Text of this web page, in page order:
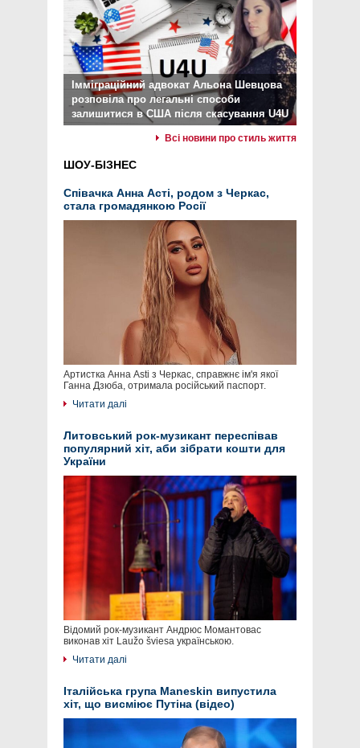
Імміграційний адвокат Альона Шевцова
розповіла про легальні способи
залишитися в США після скасування U4U
Всі новини про стиль життя
ШОУ-БІЗНЕС
Співачка Анна Асті, родом з Черкас,
стала громадянкою Росії
Артистка Анна Asti з Черкас, справжнє ім'я якої
Ганна Дзюба, отримала російський паспорт.
Читати далі
Литовський рок-музикант переспівав
популярний хіт, аби зібрати кошти для
України
Відомий рок-музикант Андрюс Момантовас
виконав хіт Laužo šviesa українською.
Читати далі
Італійська група Maneskin випустила
хіт, що висміює Путіна (відео)